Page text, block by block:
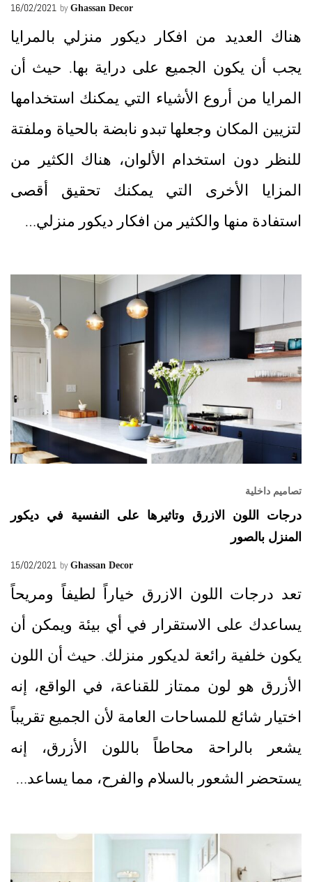
16/02/2021 by Ghassan Decor
هناك العديد من افكار ديكور منزلي بالمرايا
يجب أن يكون الجميع على دراية بها. حيث أن
المرايا من أروع الأشياء التي يمكنك استخدامها
لتزيين المكان وجعلها تبدو نابضة بالحياة وملفتة
للنظر دون استخدام الألوان، هناك الكثير من
المزايا الأخرى التي يمكنك تحقيق أقصى
استفادة منها والكثير من افكار ديكور منزلي…
تصاميم داخلية
درجات اللون الازرق وتاثيرها على النفسية في ديكور
المنزل بالصور
15/02/2021 by Ghassan Decor
تعد درجات اللون الازرق خياراً لطيفاً ومريحاً
يساعدك على الاستقرار في أي بيئة ويمكن أن
يكون خلفية رائعة لديكور منزلك. حيث أن اللون
الأزرق هو لون ممتاز للقناعة، في الواقع، إنه
اختيار شائع للمساحات العامة لأن الجميع تقريباً
يشعر بالراحة محاطاً باللون الأزرق، إنه
يستحضر الشعور بالسلام والفرح، مما يساعد…